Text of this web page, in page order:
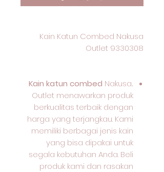
Kain Katun Combed Nakusa
Outlet 9330308
.Kain katun combed
Nakusa
Outlet menawarkan produk
berkualitas terbaik dengan
harga yang terjangkau. Kami
memiliki berbagai jenis kain
yang bisa dipakai untuk
segala kebutuhan Anda. Beli
produk kami dan rasakan